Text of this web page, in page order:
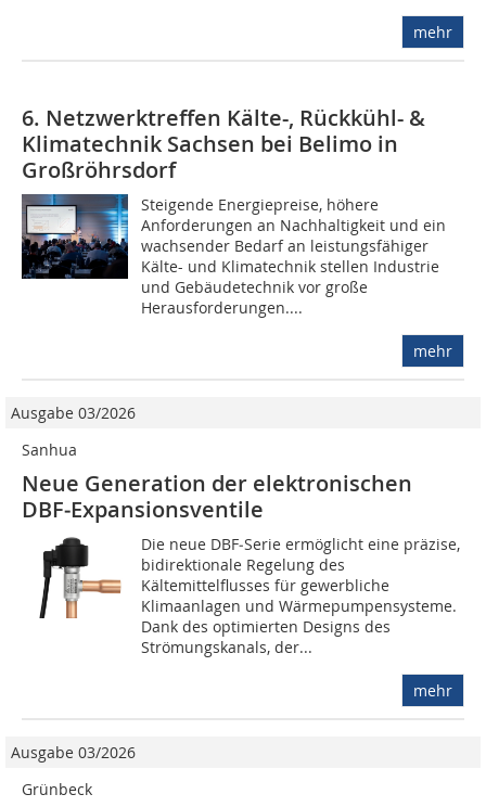
mehr
6. Netzwerktreffen Kälte-, Rückkühl- &
Klimatechnik Sachsen bei Belimo in
Großröhrsdorf
Steigende Energiepreise, höhere
Anforderungen an Nachhaltigkeit und ein
wachsender Bedarf an leistungsfähiger
Kälte- und Klimatechnik stellen Industrie
und Gebäudetechnik vor große
Herausforderungen....
mehr
Ausgabe 03/2026
Sanhua
Neue Generation der elektronischen
DBF‑Expansionsventile
Die neue DBF‑Serie ermöglicht eine präzise,
bidirektionale Regelung des
Kältemittelflusses für gewerbliche
Klimaanlagen und Wärmepumpensysteme.
Dank des optimierten Designs des
Strömungskanals, der...
mehr
Ausgabe 03/2026
Grünbeck